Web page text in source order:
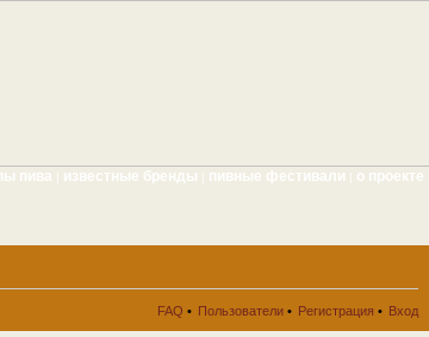
пива известные бренды пивные фестивали о проекте
FAQ • Пользователи • Регистрация • Вход